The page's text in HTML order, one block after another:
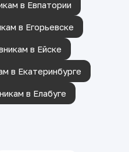
в Евпатории
в Егорьевске
в Ейске
в Екатеринбурге
в Елабуге